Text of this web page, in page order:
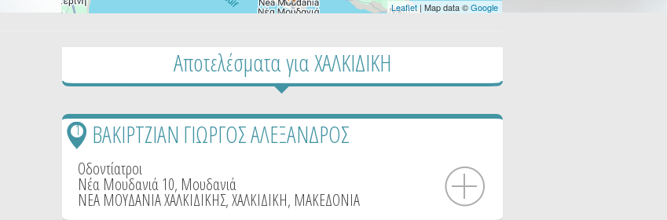
Leaflet| Map data ©Google
Αποτελέσματα για ΧΑΛΚΙΔΙΚΗ
ΒΑΚΙΡΤΖΙΑΝ ΓΙΩΡΓΟΣ ΑΛΕΞΑΝΔΡΟΣ
1
Οδοντίατροι
Νέα Μουδανιά 10, Μουδανιά
ΝΕΑ ΜΟΥΔΑΝΙΑ ΧΑΛΚΙΔΙΚΗΣ,ΧΑΛΚΙΔΙΚΗ, ΜΑΚΕΔΟΝΙΑ